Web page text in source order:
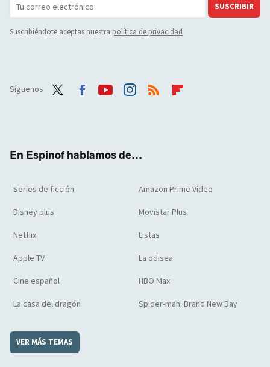
SUSCRIBIR
Suscribiéndote aceptas nuestra política de privacidad
Síguenos
En Espinof hablamos de...
Series de ficción Amazon Prime Video
Disney plus Movistar Plus
Netflix Listas
Apple TV La odisea
Cine español HBO Max
La casa del dragón Spider-man: Brand New Day
VER MÁS TEMAS